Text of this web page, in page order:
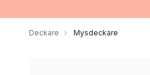
Deckare Mysdeckare